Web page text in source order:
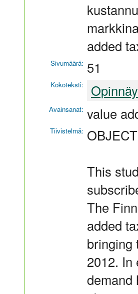
added
Sivumäärä: 51
Kokoteksti:
Avainsanat: value
Tiivistelmä:
This
The
added
bringing
2012. In
demand